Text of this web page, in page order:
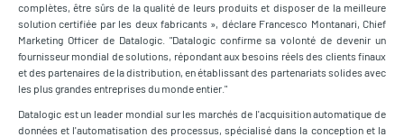
complètes, être sûrs de la qualité de leurs produits et disposer de la meilleure
solution certifiée par les deux fabricants », déclare Francesco Montanari, Chief
Marketing Officer de Datalogic. "Datalogic confirme sa volonté de devenir un
fournisseur mondial de solutions, répondant aux besoins réels des clients finaux
et des partenaires de la distribution, en établissant des partenariats solides avec
les plus grandes entreprises du monde entier."
Datalogic est un leader mondial sur les marchés de l'acquisition automatique de
données et l'automatisation des processus, spécialisé dans la conception et la